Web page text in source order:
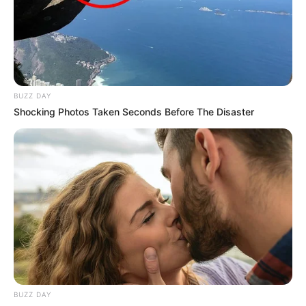
Conclusion : des profils variés pour un
Quinté indécis
BUZZ DAY
Shocking Photos Taken Seconds Before The Disaster
BUZZ DAY